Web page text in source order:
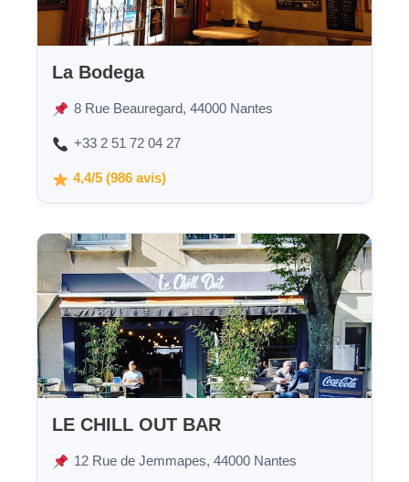
La Bodega
8 Rue Beauregard, 44000 Nantes
+33 2 51 72 04 27
4,4/5 (986 avis)
LE CHILL OUT BAR
12 Rue de Jemmapes, 44000 Nantes